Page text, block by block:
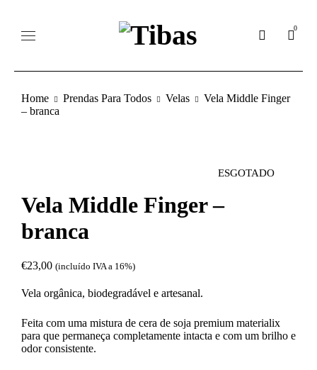
0
Home Prendas Para Todos Velas
Vela Middle Finger
– branca
ESGOTADO
Vela Middle Finger –
branca
€23,00 (incluído IVA a 16%)
Vela orgânica, biodegradável e artesanal.
Feita com uma mistura de cera de soja premium materialix
para que permaneça completamente intacta e com um brilho e
odor consistente.